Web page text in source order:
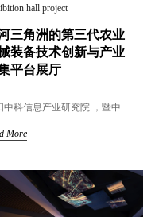
hall project
三角洲的第三代农业
装备技术创新与产业
平台展厅
More